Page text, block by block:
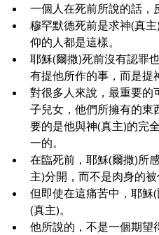
一個人在死前所說的話，
穆罕默德死前是求神(真
仰的人都是這樣。
耶穌(爾撒)死前沒有認罪
有提他所作的事，而是提
對很多人來說，最重要的
子兒女，他們所擁有的東
要的是他與神(真主)的完
一的。
在臨死前，耶穌(爾撒)所
主)分開，而不是肉身的
但即使在這痛苦中，耶穌
(真主)。
他所說的，不是一個期望